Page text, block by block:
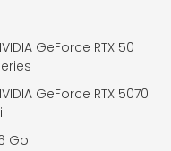
GeForce RTX 50
GeForce RTX 5070
Go